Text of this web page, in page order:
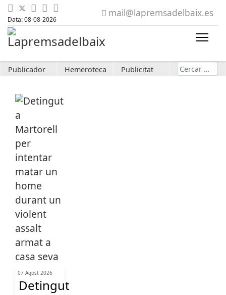
Data: 08-08-2026
mail@lapremsadelbaix.es
Publicador Hemeroteca Publicitat Cerca
07 Agost 2026
Detingut